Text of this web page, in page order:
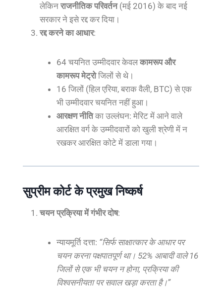
लेकिन राजनीतिक परिवर्तन(मई 2016) के बाद नई
सरकार ने इसे रद्द कर दिया।
रद्द करने का आधार:
64 चयनित उम्मीदवार केवलकामरूप और
कामरूप मेट्रोजिलों से थे।
16 जिलों (हिल एरिया, बराक वैली, BTC) से एक
भी उम्मीदवार चयनित नहीं हुआ।
आरक्षण नीतिका उल्लंघन: मेरिट में आने वाले
आरक्षित वर्ग के उम्मीदवारों को खुली श्रेणी में न
रखकर आरक्षित कोटे में डाला गया।
सुप्रीम कोर्ट के प्रमुख निष्कर्ष
चयन प्रक्रिया में गंभीर दोष:
न्यायमूर्ति दत्ता: “सिर्फ साक्षात्कार के आधार पर
चयन करना पक्षपातपूर्ण था। 52% आबादी वाले 16
जिलों से एक भी चयन न होना, प्रक्रिया की
विश्वसनीयता पर सवाल खड़ा करता है।”